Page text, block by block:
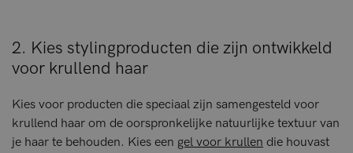
2. Kies stylingproducten die zijn ontwikkeld
voor krullend haar
Kies voor producten die speciaal zijn samengesteld voor
krullend haar om de oorspronkelijke natuurlijke textuur van
je haar te behouden. Kies een gel voor krullen die houvast